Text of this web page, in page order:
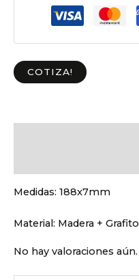
COTIZA!
Medidas: 188x7mm
Material: Madera + Grafito
No hay valoraciones aún.